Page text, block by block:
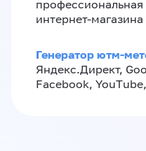
интернет-магазина
Генератор ютм-
Яндекс.Директ,
Facebook,